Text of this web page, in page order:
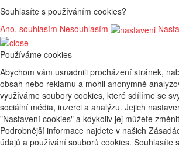
Souhlasíte s používáním cookies?
Ano, souhlasím Nesouhlasím
Používáme cookies
Abychom vám usnadnili procházení stránek,
obsah nebo reklamu a mohli anonymně
využíváme soubory cookies, které sdílíme se
sociální média, inzerci a analýzu. Jejich
"Nastavení cookies" a kdykoliv jej můžete
Podrobnější informace najdete v našich
údajů a používání souborů cookies. Souhlasíte